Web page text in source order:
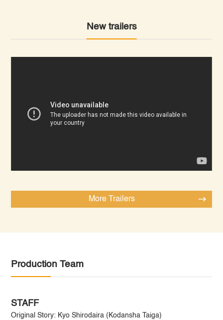
New trailers
More Trailers
Production Team
STAFF
Original Story: Kyo Shirodaira (Kodansha Taiga)